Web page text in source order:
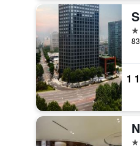
3
1
5